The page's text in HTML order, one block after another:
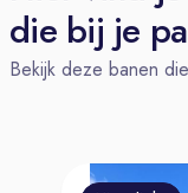
help jij
op dit
je van
die bij je
Bekijk deze banen